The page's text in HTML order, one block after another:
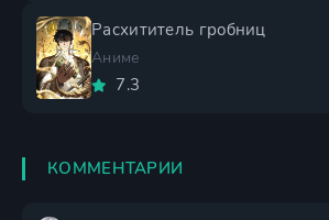
Расхититель гробниц
Аниме
7.3
КОММЕНТАРИИ